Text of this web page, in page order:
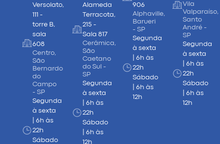
Versolato,
111 -
torre B,
sala
608
Centro,
São
Bernardo
do
Campo
- SP
Segunda
à sexta
| 6h às
22h
Sábado
Alameda
Terracota,
215 -
Sala 817
Cerâmica,
São
Caetano
do Sul -
SP
Segunda
à sexta
| 6h às
22h
Sábado
| 6h às
12h
906
Alphaville,
Barueri
- SP
Segunda
à sexta
| 6h às
22h
Sábado
| 6h às
12h
Vila
Valparaíso,
Santo
André -
SP
Segunda
à sexta
| 6h às
22h
Sábado
| 6h às
12h